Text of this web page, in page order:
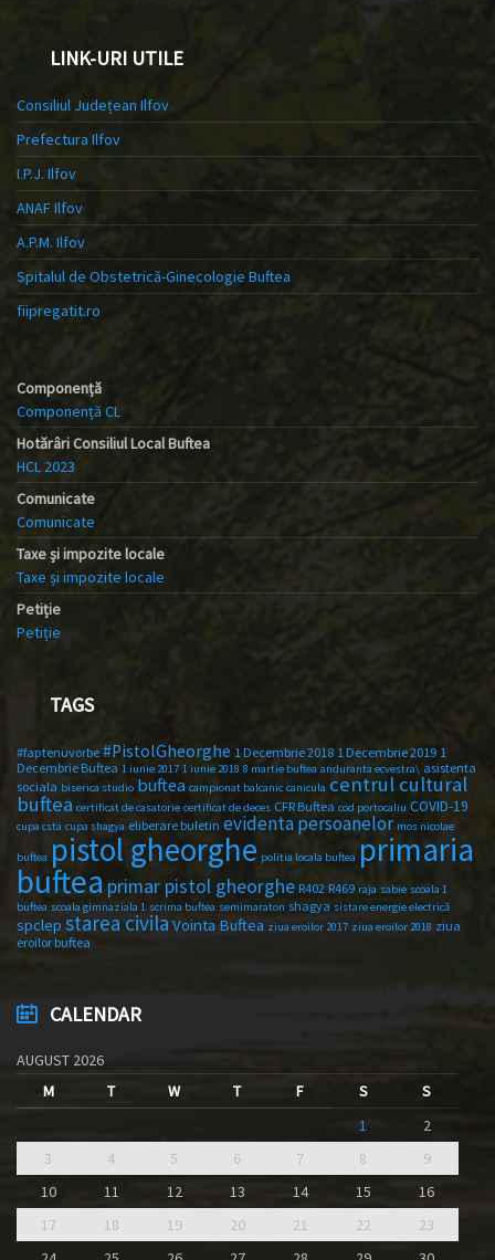
LINK-URI UTILE
Consiliul Județean Ilfov
Prefectura Ilfov
I.P.J. Ilfov
ANAF Ilfov
A.P.M. Ilfov
Spitalul de Obstetrică-Ginecologie Buftea
fiipregatit.ro
Componență
Componență CL
Hotărâri Consiliul Local Buftea
HCL 2023
Comunicate
Comunicate
Taxe și impozite locale
Taxe și impozite locale
Petiție
Petiție
TAGS
#faptenuvorbe #PistolGheorghe 1 Decembrie 2018 1 Decembrie 2019 1
Decembrie Buftea 1 iunie 2017 1 iunie 2018 8 martie buftea anduranta ecvestra\ asistenta
sociala biserica studio buftea campionat balcanic canicula centrul cultural
buftea certificat de casatorie certificat de deces CFR Buftea cod portocaliu COVID-19
cupa csta cupa shagya eliberare buletin evidenta persoanelor mos nicolae
buftea pistol gheorghe politia locala buftea primaria
buftea primar pistol gheorghe R402 R469 raja sabie scoala 1
buftea scoala gimnaziala 1 scrima buftea semimaraton shagya sistare energie electrică
spclep starea civila Vointa Buftea ziua eroilor 2017 ziua eroilor 2018 ziua
eroilor buftea
CALENDAR
AUGUST 2026
M
T W T F S
S
1
2
3
4 5 6 7 8
9
10
11 12 13 14 15
16
17
18 19 20 21 22
23